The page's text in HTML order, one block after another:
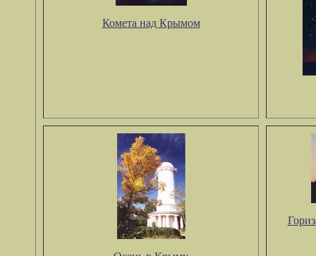
Комета над Крымом